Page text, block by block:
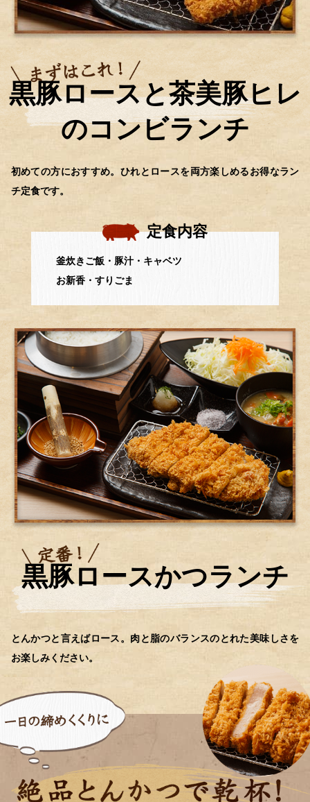
黒豚ロースと茶美豚ヒレ
のコンビランチ
初めての方におすすめ。ひれとロースを両方楽しめるお得なラン
チ定食です。
定食内容
釜炊きご飯・豚汁・キャベツ
お新香・すりごま
黒豚ロースかつランチ
とんかつと言えばロース。肉と脂のバランスのとれた美味しさを
お楽しみください。